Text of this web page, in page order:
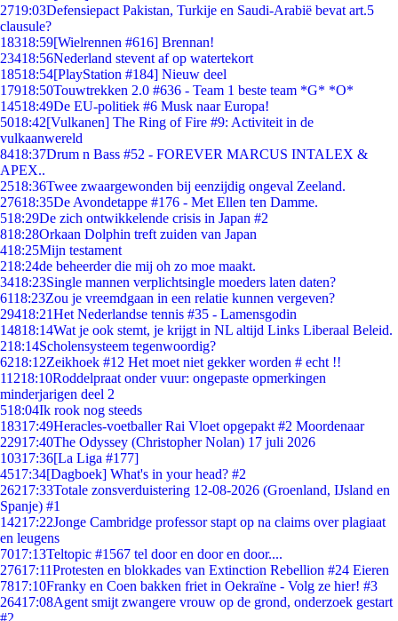
2719:03Defensiepact Pakistan, Turkije en Saudi-Arabië bevat art.5
clausule?
18318:59[Wielrennen #616] Brennan!
23418:56Nederland stevent af op watertekort
18518:54[PlayStation #184] Nieuw deel
17918:50Touwtrekken 2.0 #636 - Team 1 beste team *G* *O*
14518:49De EU-politiek #6 Musk naar Europa!
5018:42[Vulkanen] The Ring of Fire #9: Activiteit in de
vulkaanwereld
8418:37Drum n Bass #52 - FOREVER MARCUS INTALEX &
APEX..
2518:36Twee zwaargewonden bij eenzijdig ongeval Zeeland.
27618:35De Avondetappe #176 - Met Ellen ten Damme.
518:29De zich ontwikkelende crisis in Japan #2
818:28Orkaan Dolphin treft zuiden van Japan
418:25Mijn testament
218:24de beheerder die mij oh zo moe maakt.
3418:23Single mannen verplichtsingle moeders laten daten?
6118:23Zou je vreemdgaan in een relatie kunnen vergeven?
29418:21Het Nederlandse tennis #35 - Lamensgodin
14818:14Wat je ook stemt, je krijgt in NL altijd Links Liberaal Beleid.
218:14Scholensysteem tegenwoordig?
6218:12Zeikhoek #12 Het moet niet gekker worden # echt !!
11218:10Roddelpraat onder vuur: ongepaste opmerkingen
minderjarigen deel 2
518:04Ik rook nog steeds
18317:49Heracles-voetballer Rai Vloet opgepakt #2 Moordenaar
22917:40The Odyssey (Christopher Nolan) 17 juli 2026
10317:36[La Liga #177]
4517:34[Dagboek] What's in your head? #2
26217:33Totale zonsverduistering 12-08-2026 (Groenland, IJsland en
Spanje) #1
14217:22Jonge Cambridge professor stapt op na claims over plagiaat
en leugens
7017:13Teltopic #1567 tel door en door en door....
27617:11Protesten en blokkades van Extinction Rebellion #24 Eieren
7817:10Franky en Coen bakken friet in Oekraïne - Volg ze hier! #3
26417:08Agent smijt zwangere vrouw op de grond, onderzoek gestart
#2